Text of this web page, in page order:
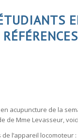
acupuncture de la
de Mme Levasseur,
l’appareil locomoteur :